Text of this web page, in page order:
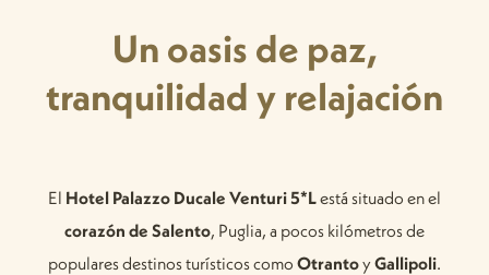
Un oasis de paz,
tranquilidad y relajación
El Hotel Palazzo Ducale Venturi 5*Lestá situado en el
corazón de Salento, Puglia, a pocos kilómetros de
populares destinos turísticos como OtrantoyGallipoli.